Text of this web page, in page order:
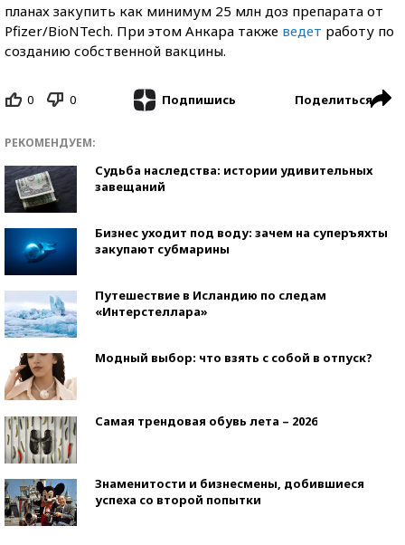
планах закупить как минимум 25 млн доз препарата от
Pfizer/BioNTech. При этом Анкара также ведет работу по
созданию собственной вакцины.
0 0 Подпишись Поделиться
РЕКОМЕНДУЕМ:
Судьба наследства: истории удивительных
завещаний
Бизнес уходит под воду: зачем на суперъяхты
закупают субмарины
Путешествие в Исландию по следам
«Интерстеллара»
Модный выбор: что взять с собой в отпуск?
Самая трендовая обувь лета – 2026
Знаменитости и бизнесмены, добившиеся
успеха со второй попытки